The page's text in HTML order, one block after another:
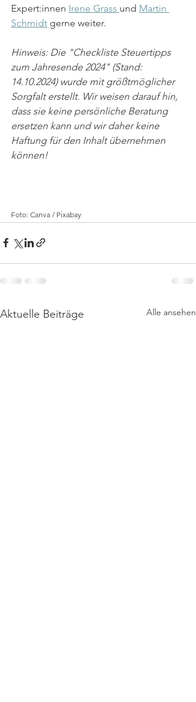
Expert:innen Irene Grass und Martin
Schmidt gerne weiter.
Hinweis: Die "Checkliste Steuertipps
zum Jahresende 2024" (Stand:
14.10.2024) wurde mit größtmöglicher
Sorgfalt erstellt. Wir weisen darauf hin,
dass sie keine persönliche Beratung
ersetzen kann und wir daher keine
Haftung für den Inhalt übernehmen
können!
Foto: Canva / Pixabay
Aktuelle Beiträge Alle ansehen